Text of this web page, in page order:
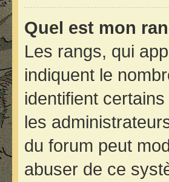
Quel est mon
Les rangs, qui
indiquent le
identifient
les
du forum peut
abuser de ce